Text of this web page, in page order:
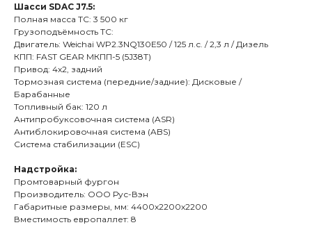
Шасси SDAC J7.5:
Полная масса ТС: 3 500 кг
Грузоподъёмность ТС:
Двигатель: Weichai WP2.3NQ130E50 / 125 л.с. / 2,3 л / Дизель
КПП: FAST GEAR МКПП-5 (5J38T)
Привод: 4х2, задний
Тормозная система (передние/задние): Дисковые /
Барабанные
Топливный бак: 120 л
Антипробуксовочная система (ASR)
Антиблокировочная система (ABS)
Система стабилизации (ESC)
Надстройка:
Промтоварный фургон
Производитель: ООО Рус-Вэн
Габаритные размеры, мм: 4400х2200х2200
Вместимость европаллет: 8